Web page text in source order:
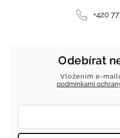
+420
Odebírat
Vložením e-
podmínkami